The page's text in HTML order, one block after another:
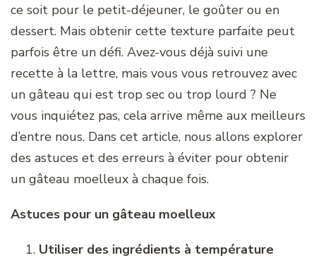
ce soit pour le petit-déjeuner, le goûter ou en
dessert. Mais obtenir cette texture parfaite peut
parfois être un défi. Avez-vous déjà suivi une
recette à la lettre, mais vous vous retrouvez avec
un gâteau qui est trop sec ou trop lourd ? Ne
vous inquiétez pas, cela arrive même aux meilleurs
d’entre nous. Dans cet article, nous allons explorer
des astuces et des erreurs à éviter pour obtenir
un gâteau moelleux à chaque fois.
Astuces pour un gâteau moelleux
Utiliser des ingrédients à température